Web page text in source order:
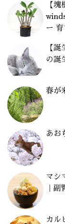
【
ー
【
の誕
春が
あお
マシ
｜
カル